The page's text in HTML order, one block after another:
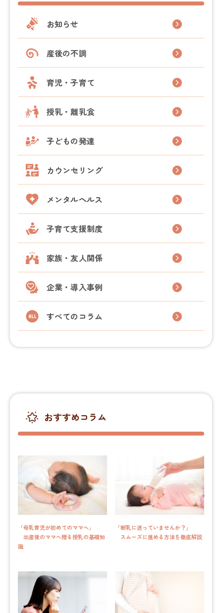
お知らせ
産後の不調
育児・子育て
授乳・離乳食
子どもの発達
カウンセリング
メンタルヘルス
子育て支援制度
家族・友人関係
企業・導入事例
すべてのコラム
おすすめコラム
「母乳育児が初めてのママへ」
出産後のママへ贈る授乳の基礎知
識
「断乳に迷っていませんか？」
スムーズに進める方法を徹底解説